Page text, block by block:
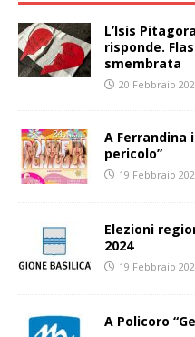
L’Isis
risponde.
smembrata
20 Febbraio
A Ferrandina
pericolo”
19 Febbraio
Elezioni
2024
19 Febbraio
A Policoro